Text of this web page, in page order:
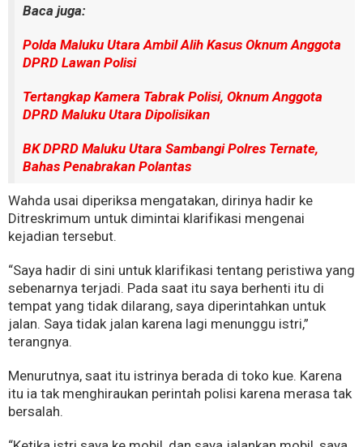
Baca juga:
Polda Maluku Utara Ambil Alih Kasus Oknum Anggota
DPRD Lawan Polisi
Tertangkap Kamera Tabrak Polisi, Oknum Anggota
DPRD Maluku Utara Dipolisikan
BK DPRD Maluku Utara Sambangi Polres Ternate,
Bahas Penabrakan Polantas
Wahda usai diperiksa mengatakan, dirinya hadir ke
Ditreskrimum untuk dimintai klarifikasi mengenai
kejadian tersebut.
“Saya hadir di sini untuk klarifikasi tentang peristiwa yang
sebenarnya terjadi. Pada saat itu saya berhenti itu di
tempat yang tidak dilarang, saya diperintahkan untuk
jalan. Saya tidak jalan karena lagi menunggu istri,”
terangnya.
Menurutnya, saat itu istrinya berada di toko kue. Karena
itu ia tak menghiraukan perintah polisi karena merasa tak
bersalah.